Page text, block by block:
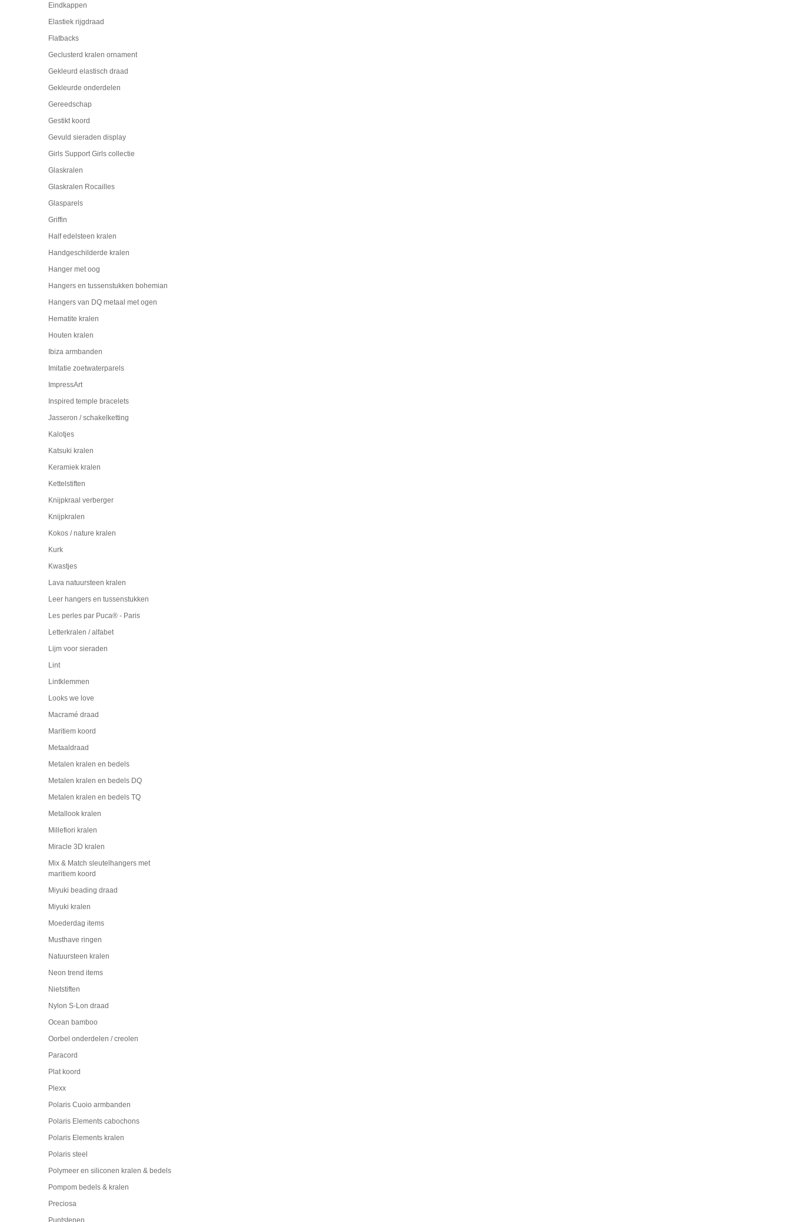
Eindkappen
Elastiek rijgdraad
Flatbacks
Geclusterd kralen ornament
Gekleurd elastisch draad
Gekleurde onderdelen
Gereedschap
Gestikt koord
Gevuld sieraden display
Girls Support Girls collectie
Glaskralen
Glaskralen Rocailles
Glasparels
Griffin
Half edelsteen kralen
Handgeschilderde kralen
Hanger met oog
Hangers en tussenstukken bohemian
Hangers van DQ metaal met ogen
Hematite kralen
Houten kralen
Ibiza armbanden
Imitatie zoetwaterparels
ImpressArt
Inspired temple bracelets
Jasseron / schakelketting
Kalotjes
Katsuki kralen
Keramiek kralen
Kettelstiften
Knijpkraal verberger
Knijpkralen
Kokos / nature kralen
Kurk
Kwastjes
Lava natuursteen kralen
Leer hangers en tussenstukken
Les perles par Puca® - Paris
Letterkralen / alfabet
Lijm voor sieraden
Lint
Lintklemmen
Looks we love
Macramé draad
Maritiem koord
Metaaldraad
Metalen kralen en bedels
Metalen kralen en bedels DQ
Metalen kralen en bedels TQ
Metallook kralen
Millefiori kralen
Miracle 3D kralen
Mix & Match sleutelhangers met
maritiem koord
Miyuki beading draad
Miyuki kralen
Moederdag items
Musthave ringen
Natuursteen kralen
Neon trend items
Nietstiften
Nylon S-Lon draad
Ocean bamboo
Oorbel onderdelen / creolen
Paracord
Plat koord
Plexx
Polaris Cuoio armbanden
Polaris Elements cabochons
Polaris Elements kralen
Polaris steel
Polymeer en siliconen kralen & bedels
Pompom bedels & kralen
Preciosa
Puntstenen